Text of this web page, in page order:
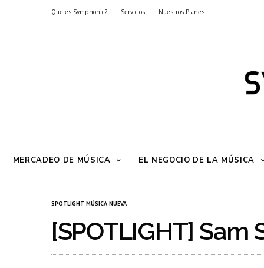
Que es Symphonic? Servicios Nuestros Planes
MERCADEO DE MÚSICA EL NEGOCIO DE LA MÚSICA
SPOTLIGHT MÚSICA NUEVA
[SPOTLIGHT] Sam